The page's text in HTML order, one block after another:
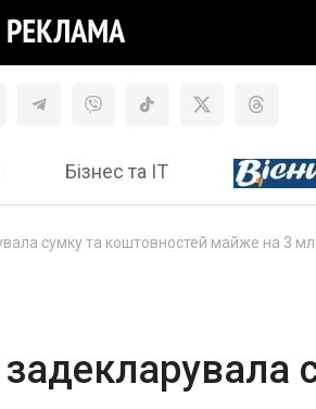
Бізнес та ІТ
сумку та коштовностей майже на 3
задекларувала